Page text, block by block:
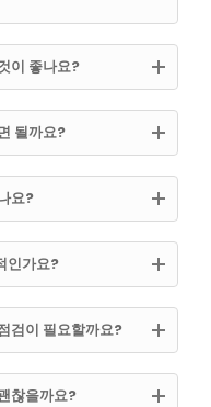
이 좋나요?
될까요?
요?
인가요?
검이 필요할까요?
찮을까요?